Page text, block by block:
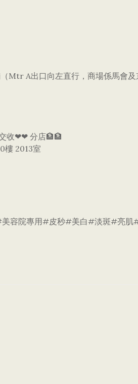
Mtr A出口向左直行，商場係馬會及
收❤❤ 分店🏦🏦
樓 2013室
容院專用#皮秒#美白#淡斑#亮肌